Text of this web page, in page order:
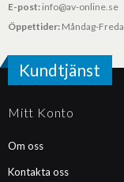
E-post: info@av-online.se
Öppettider: Måndag-
Kundtjänst
Mitt Konto
Om oss
Kontakta oss